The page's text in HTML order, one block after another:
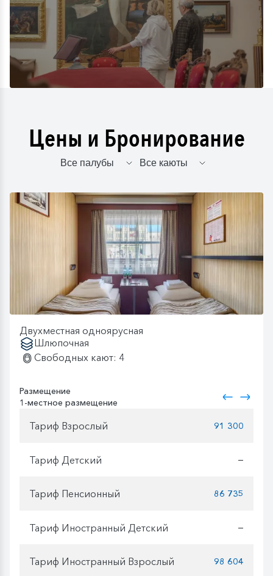
Цены и Бронирование
Двухместная одноярусная
Шлюпочная
Свободных кают: 4
Размещение
1-местное размещение
Тариф Взрослый 91 300
Тариф Детский —
Тариф Пенсионный 86 735
Тариф Иностранный Детский —
Тариф Иностранный Взрослый 98 604